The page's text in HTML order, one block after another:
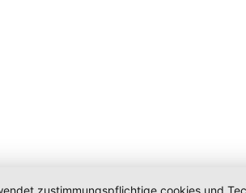
zustimmungspflichtige cookies und